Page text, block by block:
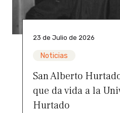
23 de Julio de 2026
Noticias
San Alberto
que da vida a la
Hurtado